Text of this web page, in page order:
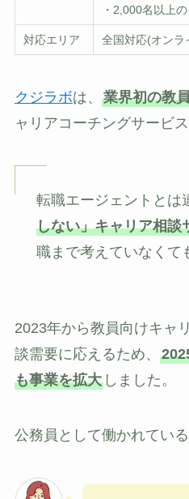
・2,000名以上
対応エリア 全国対応(オンラ
クジラボは、 業界初の教
ャリアコーチングサービス
転職エージェントとは
しない」キャリア相談
職まで考えていなくて
2023年から教員向けキャ
談需要に応えるため、
も事業を拡大しました。
公務員として働かれてい